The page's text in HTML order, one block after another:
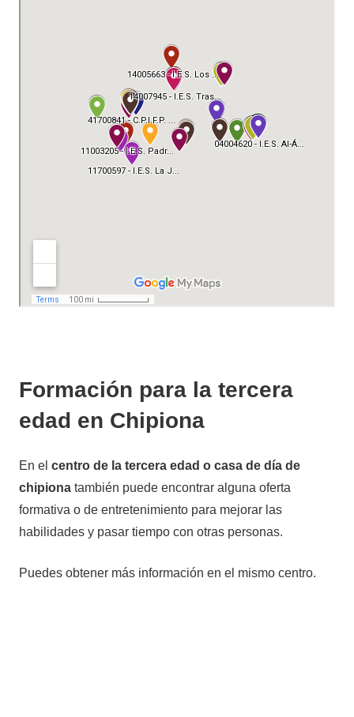
Formación para la tercera
edad en Chipiona
En el centro de la tercera edad o casa de día de
chipiona también puede encontrar alguna oferta
formativa o de entretenimiento para mejorar las
habilidades y pasar tiempo con otras personas.
Puedes obtener más información en el mismo centro.